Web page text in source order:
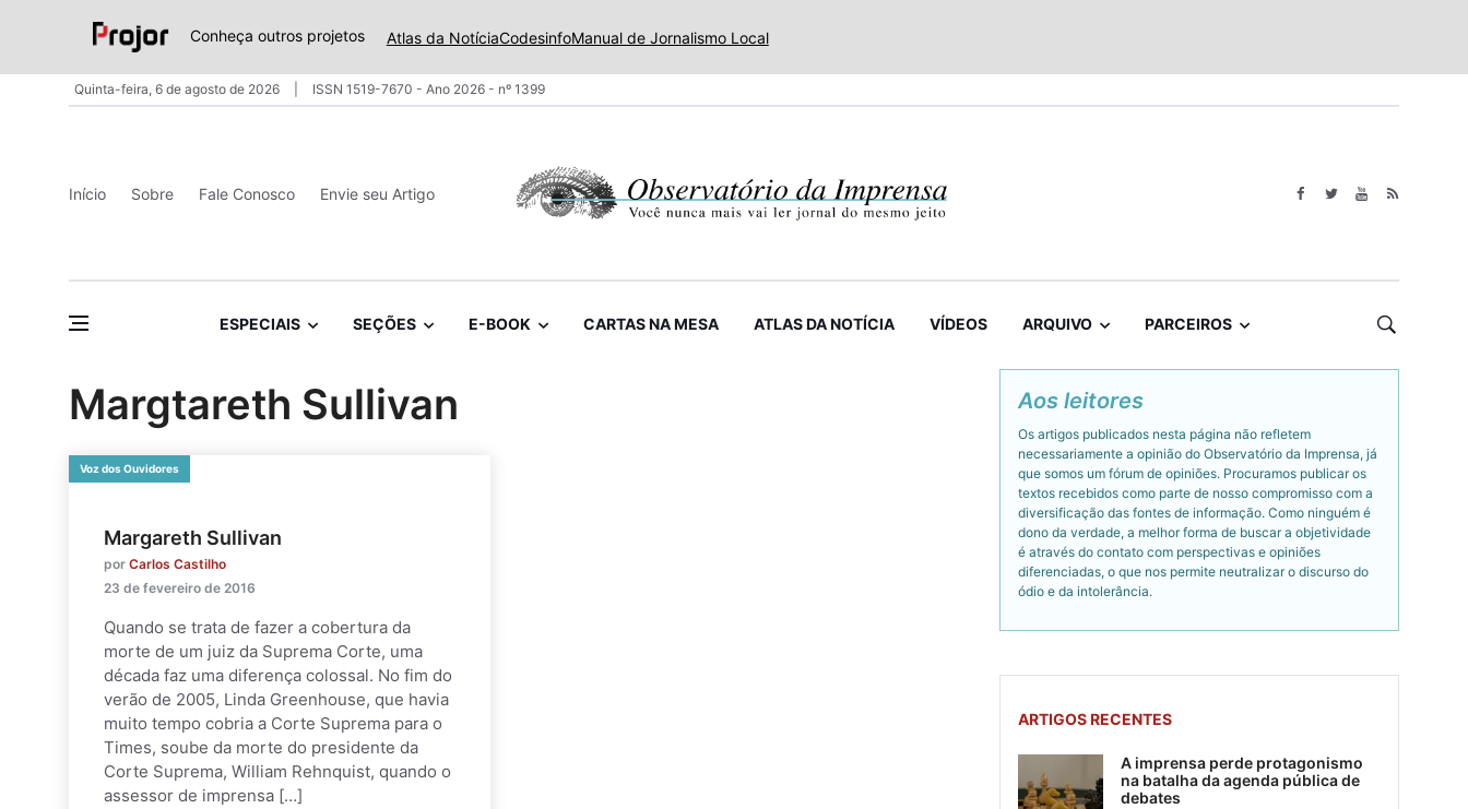
Conheça outros projetos Atlas da NotíciaCodesinfoManual de Jornalismo Local
Quinta-feira, 6 de agosto de 2026 ISSN 1519-7670 - Ano 2026 - nº 1399
Início Sobre Fale Conosco Envie seu Artigo
ESPECIAIS SEÇÕES E-BOOK CARTAS NA MESA ATLAS DA NOTÍCIA VÍDEOS ARQUIVO PARCEIROS
Margtareth Sullivan
Voz dos Ouvidores
Margareth Sullivan
por Carlos Castilho
23 de fevereiro de 2016
Quando se trata de fazer a cobertura da
morte de um juiz da Suprema Corte, uma
década faz uma diferença colossal. No fim do
verão de 2005, Linda Greenhouse, que havia
muito tempo cobria a Corte Suprema para o
Times, soube da morte do presidente da
Corte Suprema, William Rehnquist, quando o
assessor de imprensa […]
Aos leitores
Os artigos publicados nesta página não refletem
necessariamente a opinião do Observatório da Imprensa, já
que somos um fórum de opiniões. Procuramos publicar os
textos recebidos como parte de nosso compromisso com a
diversificação das fontes de informação. Como ninguém é
dono da verdade, a melhor forma de buscar a objetividade
é através do contato com perspectivas e opiniões
diferenciadas, o que nos permite neutralizar o discurso do
ódio e da intolerância.
ARTIGOS RECENTES
A imprensa perde protagonismo
na batalha da agenda pública de
debates